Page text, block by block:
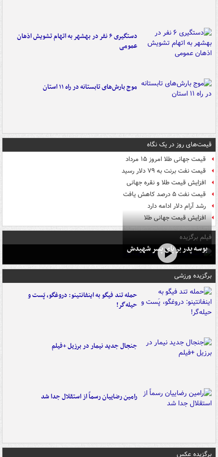
دستگیری ۶ نفر در بهشهر به اتهام تشویش اذهان
عمومی
موج بارش‌های تابستانه در راه ۱۱ استان
قیمت‌های روز در یک نگاه
قیمت جهانی طلا امروز ۱۵ مرداد
قیمت نفت برنت به ۷۹ دلار رسید
افزایش قیمت طلا و نقره جهانی
قیمت نفت ۵ درصد کاهش یافت
رشد آرام دلار ادامه دارد
افزایش قیمت جهانی طلا
فیلم برگزیده
بوسه‌ پدر بر پای پسر شهیدش
برگزیده ورزشی
حمله تند فیگو به اینفانتینو: دروغگو، پَست‌ و
حیله‌گر!
جنجال جدید نیمار در برزیل +فیلم
رامین رضاییان رسماً از استقلال جدا شد
برگزیده عکس